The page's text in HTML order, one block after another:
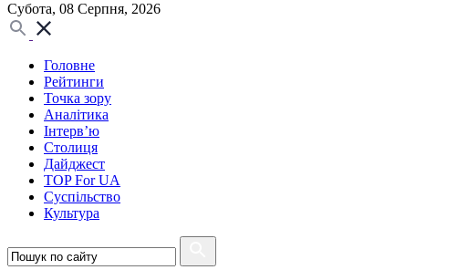
Субота, 08 Серпня, 2026
Головне
Рейтинги
Точка зору
Аналітика
Інтерв’ю
Столиця
Дайджест
TOP For UA
Суспiльство
Культура